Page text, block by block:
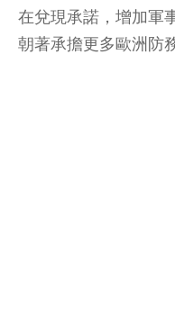
在兌現承諾，增加軍
朝著承擔更多歐洲防